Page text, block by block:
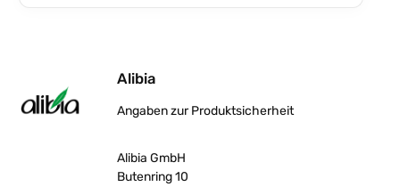
Alibia
Angaben zur Produktsicherheit
Alibia GmbH
Butenring 10